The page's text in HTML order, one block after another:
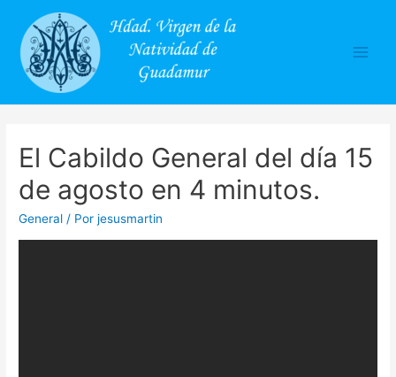
El Cabildo General del día 15
de agosto en 4 minutos.
General / Porjesusmartin